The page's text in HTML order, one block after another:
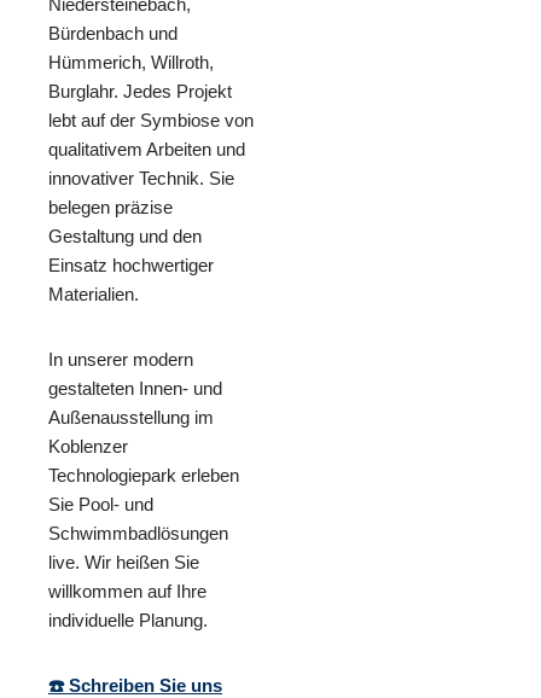
Niedersteinebach,
Bürdenbach und
Hümmerich, Willroth,
Burglahr. Jedes Projekt
lebt auf der Symbiose von
qualitativem Arbeiten und
innovativer Technik. Sie
belegen präzise
Gestaltung und den
Einsatz hochwertiger
Materialien.
In unserer modern
gestalteten Innen- und
Außenausstellung im
Koblenzer
Technologiepark erleben
Sie Pool- und
Schwimmbadlösungen
live. Wir heißen Sie
willkommen auf Ihre
individuelle Planung.
☎️ Schreiben Sie uns